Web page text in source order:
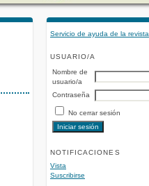
Servicio de ayuda de la revista
USUARIO/A
Nombre de
usuario/a
Contraseña
No cerrar sesión
NOTIFICACIONES
Vista
Suscribirse